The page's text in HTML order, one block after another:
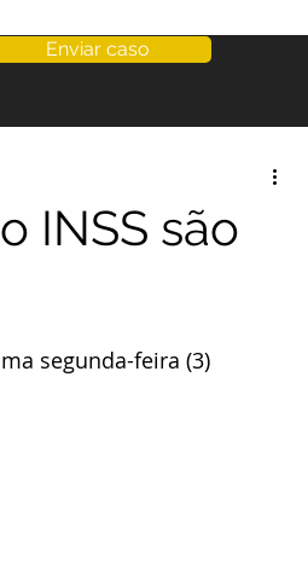
Enviar caso
INSS são
segunda-feira (3)